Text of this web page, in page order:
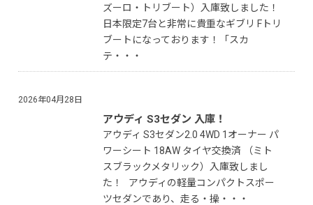
ズーロ・トリブート）入庫致しました！
日本限定7台と非常に貴重なギブリ Fトリ
ブートになっております！「スカ
テ・・・
アウディ S3セダン 入庫！
アウディ S3セダン2.0 4WD 1オーナー パ
ワーシート 18AW タイヤ交換済 （ミト
スブラックメタリック）入庫致しまし
た！ アウディの軽量コンパクトスポー
ツセダンであり、走る・操・・・
2026年04月28日